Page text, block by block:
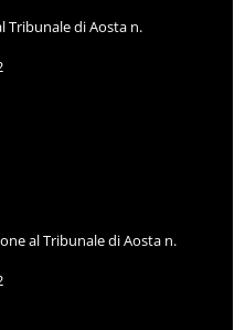
Tribunale di Aosta n.
al Tribunale di Aosta n.